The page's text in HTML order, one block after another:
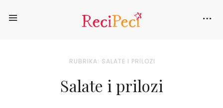
RUBRIKA: SALATE I PRILOZI
Salate i prilozi